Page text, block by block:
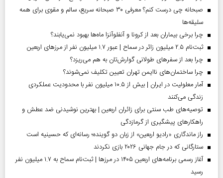
صبحانه چی درست کنم؟ معرفی ۳۰ صبحانه سریع، سالم و مقوی برای همه
سلیقه‌ها
چرا برخی بیماران بعد از کرونا و آنفلوآنزا ماه‌ها بهبود نمی‌یابند؟
ثبت‌نام ۲.۵ میلیون زائر در سماح | عبور ۱.۷ میلیون نفر از مرز‌های اربعین
چرا بعد از سفرهای طولانی گوارش‌تان به هم می‌ریزد؟
چرا ساختمان‌های ناایمن تهران تعیین تکلیف نمی‌شوند؟
آمار معلولیت در ایران | بیش از ۱۰.۵ میلیون نفر با محدودیت عملکردی
زندگی می‌کنند
توصیه‌های طب سنتی برای زائران اربعین | بهترین نوشیدنی ضد عطش و
راهکارهای پیشگیری از گرمازدگی
راز ماندگاری «رادیو اربعین» از زبان دو گوینده؛ رسانه‌ای که حسینیه است
ستارگانی که در جام جهانی ۲۰۲۶ بازی نکردند
آغاز رسمی برنامه‌های اربعین ۱۴۰۵ در مرز‌ها | ثبت‌نام سماح به ۱.۷ میلیون نفر
رسید